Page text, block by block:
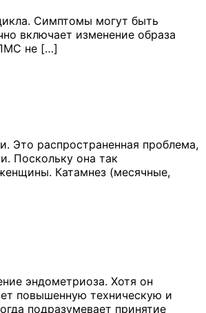
Симптомы могут быть
включает изменение образа
не […]
Это распространенная проблема,
Поскольку она так
Катамнез (месячные,
эндометриоза. Хотя он
повышенную техническую и
подразумевает принятие